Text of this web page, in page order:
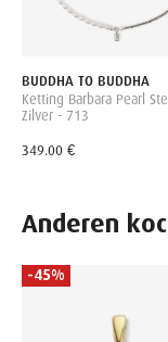
BUDDHA TO BUDDHA
Ketting Barbara Pearl
Zilver - 713
349.00 €
Anderen
-45%